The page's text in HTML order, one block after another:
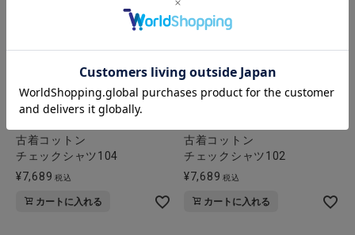
古着コットン
チェックシャツ104
¥7,689 税込
カートに入れる
古着コットン
チェックシャツ102
¥7,689 税込
カートに入れる